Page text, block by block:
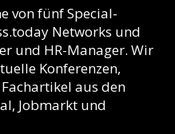
von fünf Special-
Networks und
und HR-Manager. Wir
Konferenzen,
aus den
Jobmarkt und